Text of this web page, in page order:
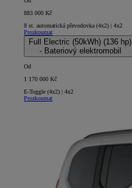
883 000 Kč
8 st. automatická převodovka (4x2) | 4x2
Prozkoumat
Full Electric (50kWh) (136 hp)
- Bateriový elektromobil
Od
1 170 000 Kč
E-Toggle (4x2) | 4x2
Prozkoumat